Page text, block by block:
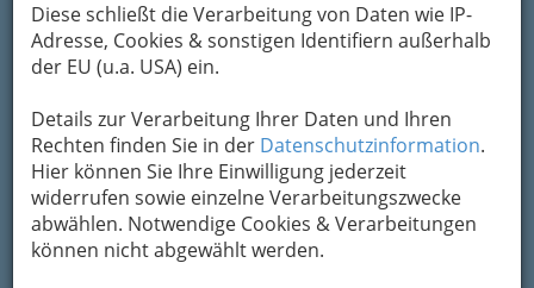
Diese schließt die Verarbeitung von Daten wie IP-
Adresse, Cookies & sonstigen Identifiern außerhalb
der EU (u.a. USA) ein.
Details zur Verarbeitung Ihrer Daten und Ihren
Rechten finden Sie in der Datenschutzinformation.
Hier können Sie Ihre Einwilligung jederzeit
widerrufen sowie einzelne Verarbeitungszwecke
abwählen. Notwendige Cookies & Verarbeitungen
können nicht abgewählt werden.